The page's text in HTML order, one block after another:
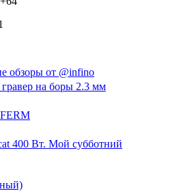
обзоры от @infino
на боры 2.3 мм
400 Вт. Мой субботний